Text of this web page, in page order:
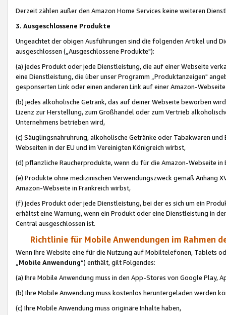
Derzeit zählen außer den Amazon Home Services keine weiteren
3. Ausgeschlossene Produkte
Ungeachtet der obigen Ausführungen sind die folgenden Artikel und
ausgeschlossen („Ausgeschlossene Produkte"):
(a) jedes Produkt oder jede Dienstleistung, die auf einer Webseite
eine Dienstleistung, die über unser Programm „Produktanzeigen"
gesponserten Link oder einen anderen Link auf einer Amazon-
(b) jedes alkoholische Getränk, das auf deiner Webseite beworben
Lizenz zur Herstellung, zum Großhandel oder zum Vertrieb
Unternehmens betrieben wird,
(c) Säuglingsnahruhrung, alkoholische Getränke oder Tabakwaren
Webseiten in der EU und im Vereinigten Königreich wirbst,
(d) pflanzliche Raucherprodukte, wenn du für die Amazon-Webseite in
(e) Produkte ohne medizinischen Verwendungszweck gemäß Anhang
Amazon-Webseite in Frankreich wirbst,
(f) jedes Produkt oder jede Dienstleistung, bei der es sich um ein
erhältst eine Warnung, wenn ein Produkt oder eine Dienstleistung in
Central ausgeschlossen ist.
Richtlinie für Mobile Anwendungen im Rahmen
Wenn Ihre Website eine für die Nutzung auf Mobiltelefonen, Tablets
„Mobile Anwendung“) enthält, gilt Folgendes:
(a) Ihre Mobile Anwendung muss in den App-Stores von Google Play,
(b) Ihre Mobile Anwendung muss kostenlos heruntergeladen werden
(c) Ihre Mobile Anwendung muss originäre Inhalte haben,